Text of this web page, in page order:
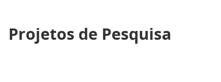
Projetos de Pesquisa